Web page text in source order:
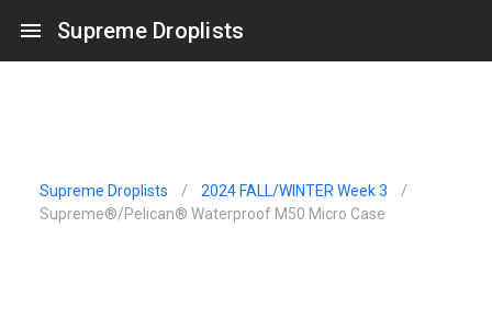
Supreme Droplists
Supreme Droplists / 2024 FALL/WINTER Week 3
/
Supreme®/Pelican® Waterproof M50 Micro Case